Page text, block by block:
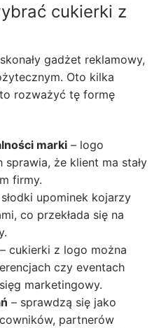
cukierki z
gadżet reklamowy,
Oto kilka
rozważyć tę formę
marki – logo
że klient ma stały
firmy.
upominek kojarzy
co przekłada się na
– cukierki z logo można
czy eventach
marketingowy.
– sprawdzą się jako
partnerów